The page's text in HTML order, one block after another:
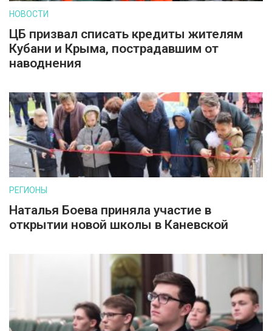
НОВОСТИ
ЦБ призвал списать кредиты жителям
Кубани и Крыма, пострадавшим от
наводнения
РЕГИОНЫ
Наталья Боева приняла участие в
открытии новой школы в Каневской